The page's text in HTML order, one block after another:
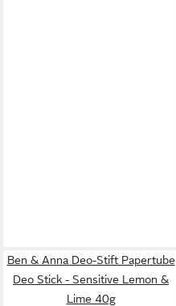
Ben & Anna Deo-Stift Papertube
Deo Stick - Sensitive Lemon &
Lime 40g